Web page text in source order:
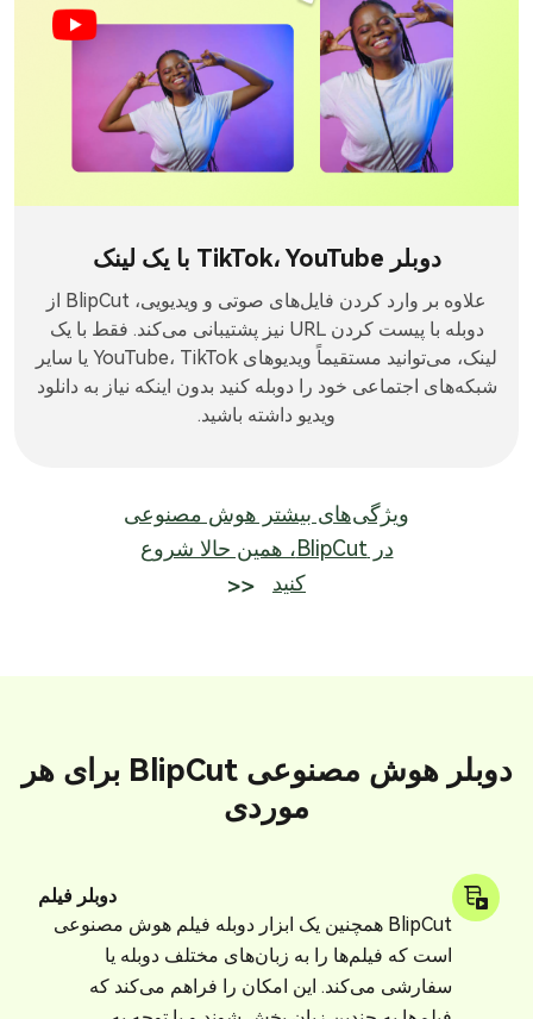
دوبلر TikTok، YouTube با یک لینک
علاوه بر وارد کردن فایل‌های صوتی و ویدیویی، BlipCut از
دوبله با پیست کردن URL نیز پشتیبانی می‌کند. فقط با یک
لینک، می‌توانید مستقیماً ویدیوهای YouTube، TikTok یا سایر
شبکه‌های اجتماعی خود را دوبله کنید بدون اینکه نیاز به دانلود
ویدیو داشته باشید.
ویژگی‌های بیشتر هوش مصنوعی
در BlipCut، همین حالا شروع
کنید
دوبلر هوش مصنوعی BlipCut برای هر
موردی
دوبلر فیلم
BlipCut همچنین یک ابزار دوبله فیلم هوش مصنوعی
است که فیلم‌ها را به زبان‌های مختلف دوبله یا
سفارشی می‌کند. این امکان را فراهم می‌کند که